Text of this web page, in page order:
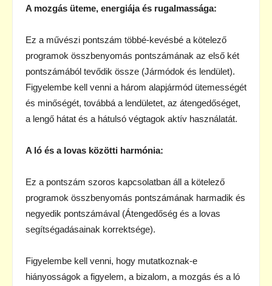
A mozgás üteme, energiája és rugalmassága:
Ez a művészi pontszám többé-kevésbé a kötelező
programok összbenyomás pontszámának az első két
pontszámából tevődik össze (Jármódok és lendület).
Figyelembe kell venni a három alapjármód ütemességét
és minőségét, továbbá a lendületet, az átengedőséget,
a lengő hátat és a hátulsó végtagok aktív használatát.
A ló és a lovas közötti harmónia:
Ez a pontszám szoros kapcsolatban áll a kötelező
programok összbenyomás pontszámának harmadik és
negyedik pontszámával (Átengedőség és a lovas
segítségadásainak korrektsége).
Figyelembe kell venni, hogy mutatkoznak-e
hiányosságok a figyelem, a bizalom, a mozgás és a ló